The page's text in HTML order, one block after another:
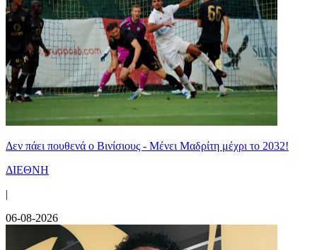
Δεν πάει πουθενά ο Βινίσιους - Μένει Μαδρίτη μέχρι το 2032!
ΔΙΕΘΝΗ
|
06-08-2026